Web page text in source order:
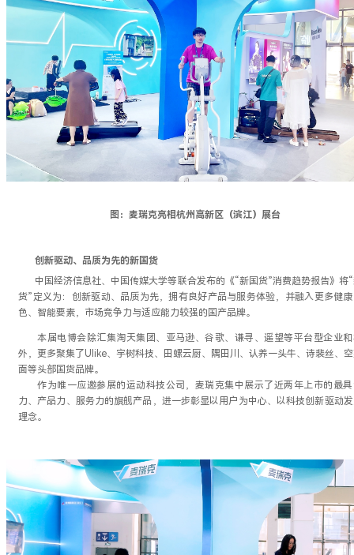
图：麦瑞克亮相杭州高新区（滨江）展台
创新驱动、品质为先的新国货
中国经济信息社、中国传媒大学等联合发布的《“新国货”消费趋势报告》将
货”定义为：创新驱动、品质为先，拥有良好产品与服务体验，并融入更多健
色、智能要素，市场竞争力与适应能力较强的国产品牌。
本届电博会除汇集淘天集团、亚马逊、谷歌、谦寻、遥望等平台型企业和
外，更多聚集了Ulike、宇树科技、田螺云厨、隅田川、认养一头牛、诗裴丝、
面等头部国货品牌。
作为唯一应邀参展的运动科技公司，麦瑞克集中展示了近两年上市的最具
力、产品力、服务力的旗舰产品，进一步彰显以用户为中心、以科技创新驱动
理念。